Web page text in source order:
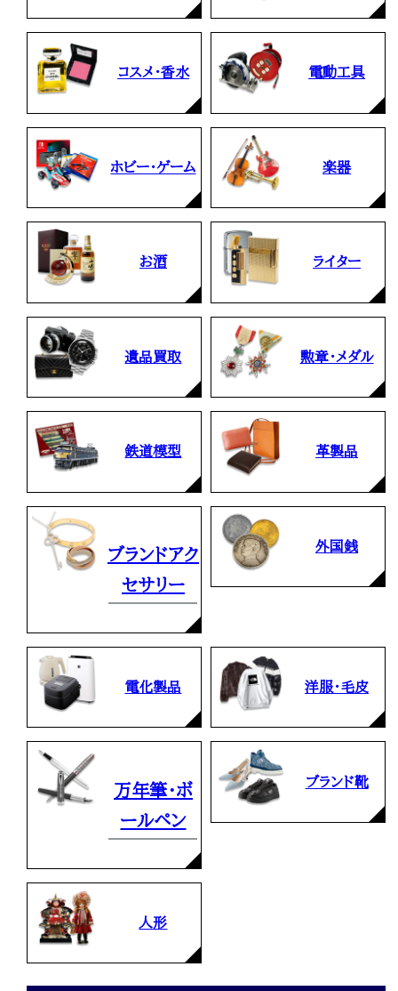
コスメ・香水 電動工具
ホビー・ゲーム 楽器
お酒 ライター
遺品買取 勲章・メダル
鉄道模型 革製品
ブランドアク
セサリー
外国銭
電化製品 洋服・毛皮
万年筆・ボ
ールペン
ブランド靴
人形